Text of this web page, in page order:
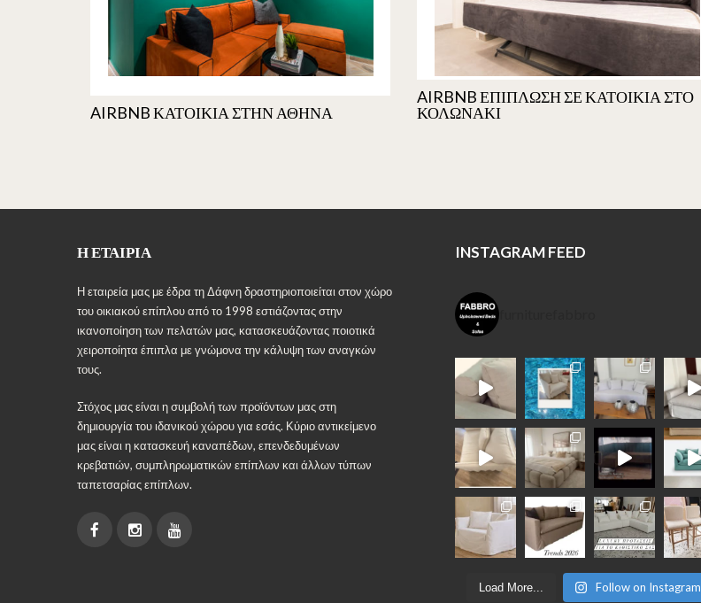
AIRBNB ΚΑΤΟΙΚΙΑ ΣΤΗΝ ΑΘΗΝΑ
AIRBNB ΕΠΙΠΛΩΣΗ ΣΕ ΚΑΤΟΙΚΙΑ ΣΤΟ
ΚΟΛΩΝΑΚΙ
Η ΕΤΑΙΡΊΑ
Η εταιρεία μας με έδρα τη Δάφνη δραστηριοποιείται στον χώρο
του οικιακού επίπλου από το 1998 εστιάζοντας στην
ικανοποίηση των πελατών μας, κατασκευάζοντας ποιοτικά
χειροποίητα έπιπλα με γνώμονα την κάλυψη των αναγκών
τους.
Στόχος μας είναι η συμβολή των προϊόντων μας στη
δημιουργία του ιδανικού χώρου για εσάς. Κύριο αντικείμενο
μας είναι η κατασκευή καναπέδων, επενδεδυμένων
κρεβατιών, συμπληρωματικών επίπλων και άλλων τύπων
ταπετσαρίας επίπλων.
INSTAGRAM FEED
Load More... Follow on Instagram